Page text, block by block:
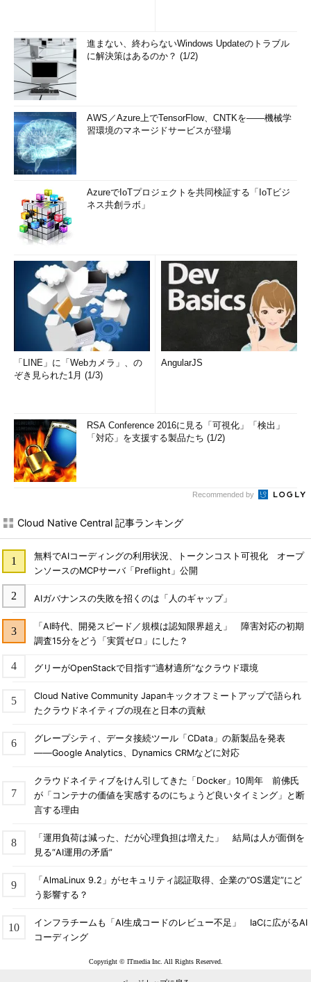
進まない、終わらないWindows Updateのトラブル
に解決策はあるのか？ (1/2)
AWS／Azure上でTensorFlow、CNTKを――機械学
習環境のマネージドサービスが登場
AzureでIoTプロジェクトを共同検証する「IoTビジ
ネス共創ラボ」
「LINE」に「Webカメラ」、の
ぞき見られた1月 (1/3)
AngularJS
RSA Conference 2016に見る「可視化」「検出」
「対応」を支援する製品たち (1/2)
Recommended by
Cloud Native Central 記事ランキング
無料でAIコーディングの利用状況、トークンコスト可視化 オープ
ンソースのMCPサーバ「Preflight」公開
AIガバナンスの失敗を招くのは「人のギャップ」
「AI時代、開発スピード／規模は認知限界超え」 障害対応の初期
調査15分をどう「実質ゼロ」にした？
グリーがOpenStackで目指す“適材適所”なクラウド環境
Cloud Native Community Japanキックオフミートアップで語られ
たクラウドネイティブの現在と日本の貢献
グレープシティ、データ接続ツール「CData」の新製品を発表
――Google Analytics、Dynamics CRMなどに対応
クラウドネイティブをけん引してきた「Docker」10周年 前佛氏
が「コンテナの価値を実感するのにちょうど良いタイミング」と断
言する理由
「運用負荷は減った、だが心理負担は増えた」 結局は人が面倒を
見る“AI運用の矛盾”
「AlmaLinux 9.2」がセキュリティ認証取得、企業の“OS選定”にど
う影響する？
インフラチームも「AI生成コードのレビュー不足」 IaCに広がるAI
コーディング
Copyright © ITmedia Inc. All Rights Reserved.